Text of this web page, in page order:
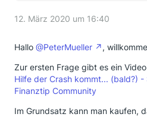
12. März 2020 um 16:40
Hallo @PeterMueller
,
Zur ersten Frage gibt es ein
Hilfe der Crash kommt... (bald?)
Finanztip Community
Im Grundsatz kann man kaufen,